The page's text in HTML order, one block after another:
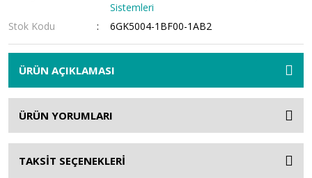
Sistemleri
Stok Kodu
6GK5004-1BF00-1AB2
ÜRÜN AÇIKLAMASI
ÜRÜN YORUMLARI
TAKSİT SEÇENEKLERİ